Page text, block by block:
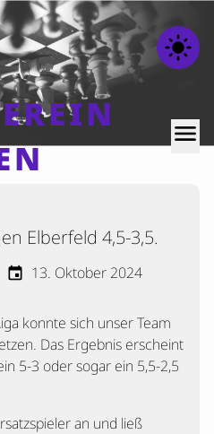
light_mode
menu
Elberfeld 4,5-3,5.
event 13. Oktober 2024
konnte sich unser Team
Das Ergebnis erscheint
5-3 oder sogar ein 5,5-2,5
an und ließ